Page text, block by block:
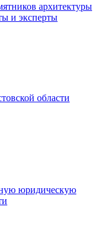
архитектуры
и эксперты
области
юридическую